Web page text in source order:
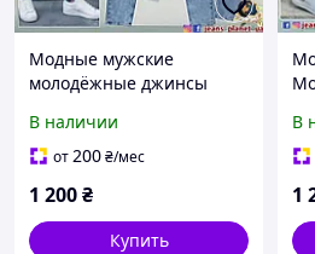
Модные мужские
молодёжные джинсы
В наличии
от200₴/мес
1 200₴
Купить
В
1